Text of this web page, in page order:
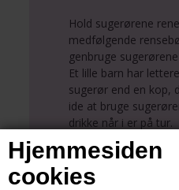
cookies
Hold sugerørene
medfølgende
genbruge
Et lille barn har
sugerør end en kop,
ide at bruge
drikke når i er på tur.
Sugerørene
måneder.